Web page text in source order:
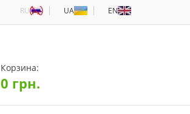
RU UA EN
Корзина:
0 грн.